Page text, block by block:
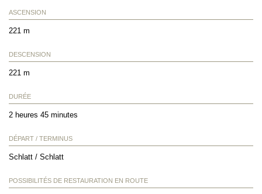
ASCENSION
221 m
DESCENSION
221 m
DURÉE
2 heures 45 minutes
DÉPART / TERMINUS
Schlatt / Schlatt
POSSIBILITÉS DE RESTAURATION EN ROUTE